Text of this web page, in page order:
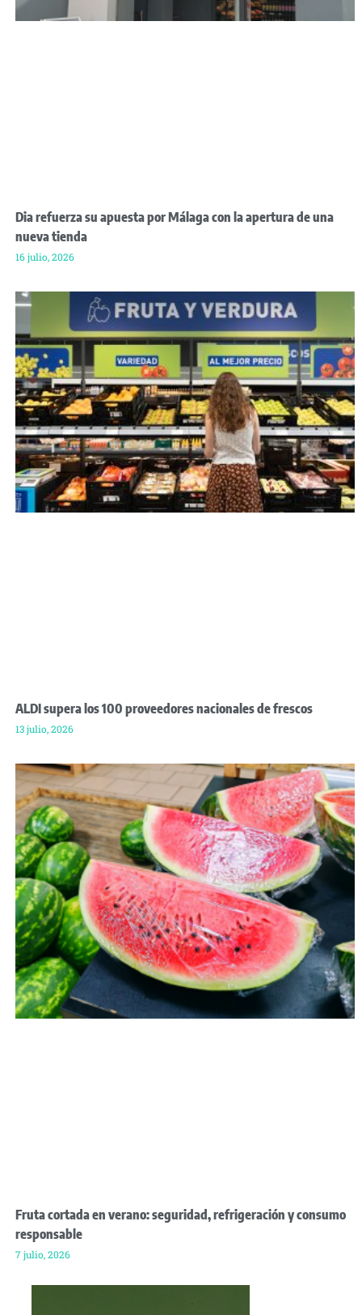
Dia refuerza su apuesta por Málaga con la apertura de una
nueva tienda
16 julio, 2026
ALDI supera los 100 proveedores nacionales de frescos
13 julio, 2026
Fruta cortada en verano: seguridad, refrigeración y consumo
responsable
7 julio, 2026